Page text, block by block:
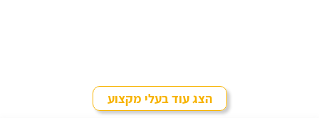
הצג עוד בעלי מקצוע